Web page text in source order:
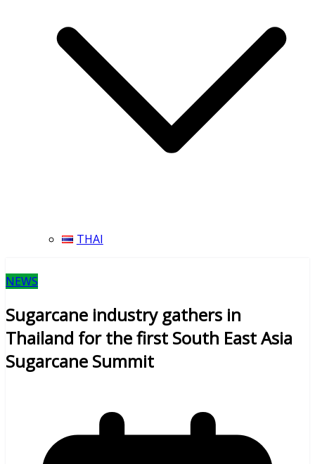
THAI
NEWS
Sugarcane industry gathers in
Thailand for the first South East Asia
Sugarcane Summit